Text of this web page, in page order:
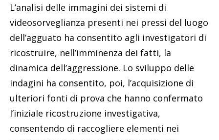
L’analisi delle immagini dei sistemi di
videosorveglianza presenti nei pressi del luogo
dell’agguato ha consentito agli investigatori di
ricostruire, nell’imminenza dei fatti, la
dinamica dell’aggressione. Lo sviluppo delle
indagini ha consentito, poi, l’acquisizione di
ulteriori fonti di prova che hanno confermato
l’iniziale ricostruzione investigativa,
consentendo di raccogliere elementi nei